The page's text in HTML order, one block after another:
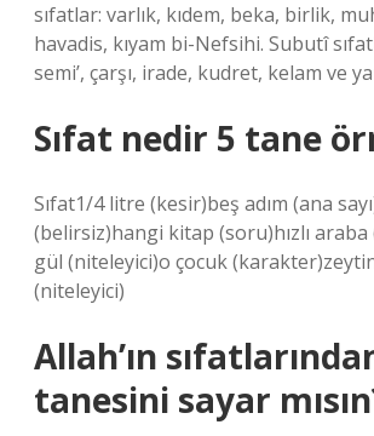
sıfatlar: varlık, kıdem, beka, birlik,
havadis, kıyam bi-Nefsihi. Subutî
semi’, çarşı, irade, kudret, kelam ve
Sıfat nedir 5 tane
Sıfat1/4 litre (kesir)beş adım (ana
(belirsiz)hangi kitap (soru)hızlı araba
gül (niteleyici)o çocuk
(niteleyici)
Allah’ın
tanesini sayar